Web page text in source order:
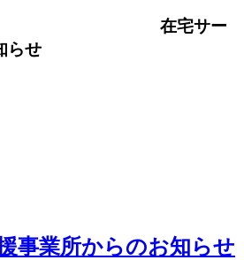
在宅サー
らせ
事業所からのお知らせ